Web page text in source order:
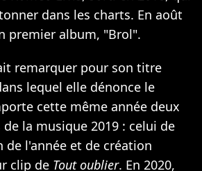
dans les charts. En août
premier album, "Brol".
remarquer pour son titre
lequel elle dénonce le
cette même année deux
la musique 2019 : celui de
de l'année et de création
clip de Tout oublier. En 2020,